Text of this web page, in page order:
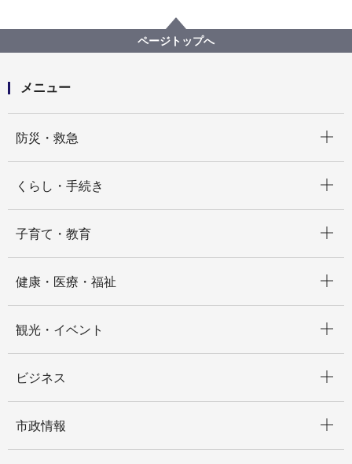
ページトップへ
メニュー
防災・救急
くらし・手続き
子育て・教育
健康・医療・福祉
観光・イベント
ビジネス
市政情報